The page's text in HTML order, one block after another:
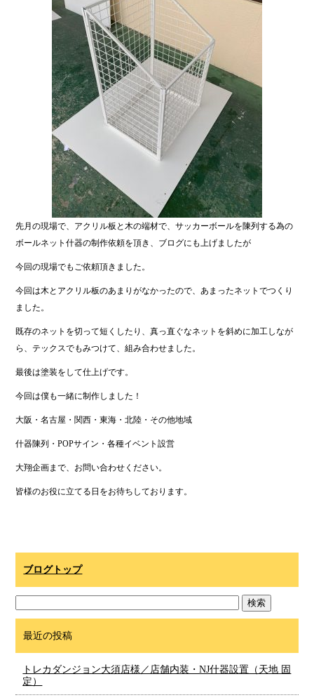
先月の現場で、アクリル板と木の端材で、サッカーボールを陳列する為の
ボールネット什器の制作依頼を頂き、ブログにも上げましたが
今回の現場でもご依頼頂きました。
今回は木とアクリル板のあまりがなかったので、あまったネットでつくり
ました。
既存のネットを切って短くしたり、真っ直ぐなネットを斜めに加工しなが
ら、テックスでもみつけて、組み合わせました。
最後は塗装をして仕上げです。
今回は僕も一緒に制作しました！
大阪・名古屋・関西・東海・北陸・その他地域
什器陳列・POPサイン・各種イベント設営
大翔企画まで、お問い合わせください。
皆様のお役に立てる日をお待ちしております。
ブログトップ
最近の投稿
トレカダンジョン大須店様／店舗内装・NJ什器設置（天地 固
定）